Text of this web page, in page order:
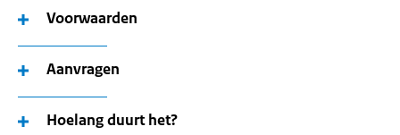
Voorwaarden
Aanvragen
Hoelang duurt het?